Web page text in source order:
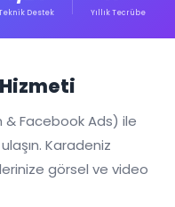
Destek Yıllık Tecrübe
Facebook Ads) ile
Karadeniz
görsel ve video